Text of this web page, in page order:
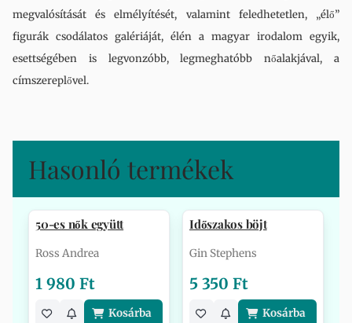
megvalósítását és elmélyítését, valamint feledhetetlen, „élő”
figurák csodálatos galériáját, élén a magyar irodalom egyik,
esettségében is legvonzóbb, legmeghatóbb nőalakjával, a
címszereplővel.
Hasonló termékek
50-es nők együtt
Ross Andrea
1 980 Ft
Kosárba
Időszakos böjt
Gin Stephens
5 350 Ft
Kosárba